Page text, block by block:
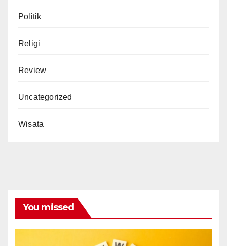
Politik
Religi
Review
Uncategorized
Wisata
You missed